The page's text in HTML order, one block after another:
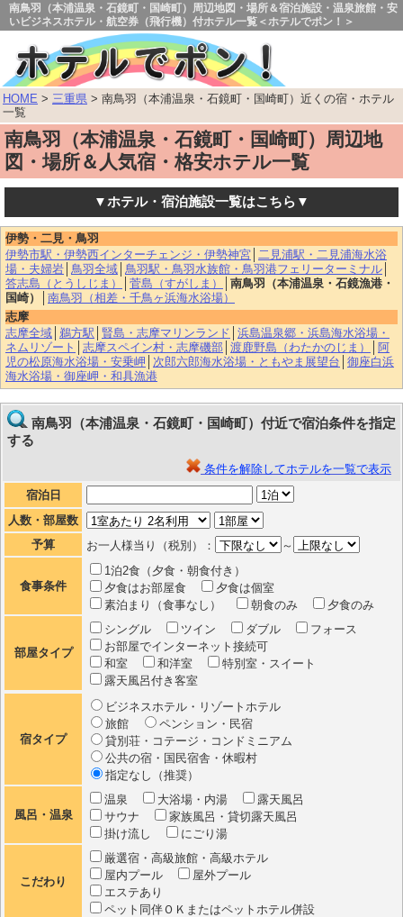
南鳥羽（本浦温泉・石鏡町・国崎町）周辺地図・場所＆宿泊施設・温泉旅館・安
いビジネスホテル・航空券（飛行機）付ホテル一覧＜ホテルでポン！＞
HOME > 三重県 > 南鳥羽（本浦温泉・石鏡町・国崎町）近くの宿・ホテル
一覧
南鳥羽（本浦温泉・石鏡町・国崎町）周辺地
図・場所＆人気宿・格安ホテル一覧
▼ホテル・宿泊施設一覧はこちら▼
伊勢・二見・鳥羽
伊勢市駅・伊勢西インターチェンジ・伊勢神宮 二見浦駅・二見浦海水浴
場・夫婦岩 鳥羽全域 鳥羽駅・鳥羽水族館・鳥羽港フェリーターミナル
答志島（とうしじま）
菅島（すがしま）
南鳥羽（本浦温泉・石鏡漁港・
国崎）
南鳥羽（相差・千鳥ヶ浜海水浴場）
志摩
志摩全域 鵜方駅 賢島・志摩マリンランド 浜島温泉郷・浜島海水浴場・
ネムリゾート
志摩スペイン村・志摩磯部 渡鹿野島（わたかのじま）
阿
児の松原海水浴場・安乗岬
次郎六郎海水浴場・ともやま展望台 御座白浜
海水浴場・御座岬・和具漁港
南鳥羽（本浦温泉・石鏡町・国崎町）付近で宿泊条件を指定
する
条件を解除してホテルを一覧で表示
宿泊日
人数・部屋数
予算
お一人様当り（税別）： ～
食事条件
1泊2食（夕食・朝食付き）
夕食はお部屋食
夕食は個室
素泊まり（食事なし）
朝食のみ 夕食のみ
部屋タイプ
シングル ツイン ダブル
フォース
お部屋でインターネット接続可
和室
和洋室
特別室・スイート
露天風呂付き客室
宿タイプ
ビジネスホテル・リゾートホテル
旅館
ペンション・民宿
貸別荘・コテージ・コンドミニアム
公共の宿・国民宿舎・休暇村
指定なし（推奨）
風呂・温泉
温泉 大浴場・内湯
露天風呂
サウナ
家族風呂・貸切露天風呂
掛け流し
にごり湯
こだわり
厳選宿・高級旅館・高級ホテル
屋内プール
屋外プール
エステあり
ペット同伴ＯＫまたはペットホテル併設